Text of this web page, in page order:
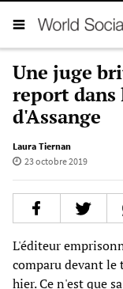
Une juge
report
d'Assange
Laura Tiernan
23 octobre 2019
L'éditeur
comparu devant le
hier. Ce n'est que